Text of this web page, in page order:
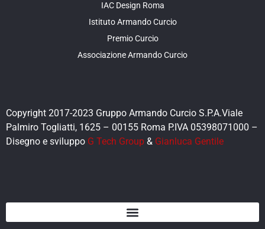
IAC Design Roma
Istituto Armando Curcio
Premio Curcio
Associazione Armando Curcio
Copyright 2017-2023 Gruppo Armando Curcio S.P.A.Viale
Palmiro Togliatti, 1625 – 00155 Roma P.IVA 05398071000 –
Disegno e sviluppo G Tech Group & Gianluca Gentile